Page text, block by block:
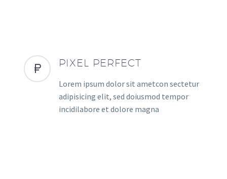
PIXEL PERFECT
Lorem ipsum dolor sit ametcon sectetur
adipisicing elit, sed doiusmod tempor
incidilabore et dolore magna